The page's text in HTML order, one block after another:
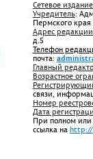
Сетевое
Учредитель:
Пермского края
Адрес
д.5
Телефон
почта:
Главный
Возрастное
связи,
Номер
Дата
При полном или
ссылка на http://